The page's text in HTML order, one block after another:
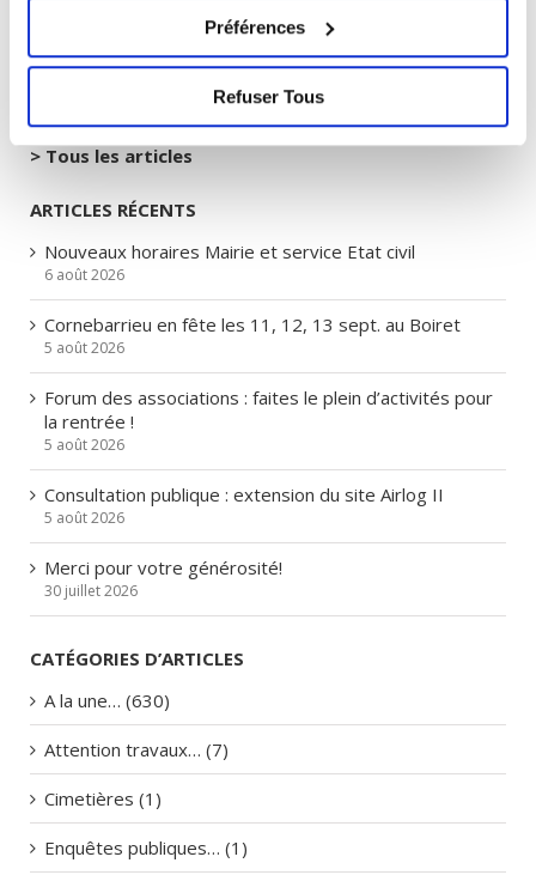
Préférences
Refuser Tous
DEMANDES URBANISMES
> Tous les articles
ARTICLES RÉCENTS
Nouveaux horaires Mairie et service Etat civil
6 août 2026
Cornebarrieu en fête les 11, 12, 13 sept. au Boiret
5 août 2026
Forum des associations : faites le plein d’activités pour
la rentrée !
5 août 2026
Consultation publique : extension du site Airlog II
5 août 2026
Merci pour votre générosité!
30 juillet 2026
CATÉGORIES D’ARTICLES
A la une… (630)
Attention travaux… (7)
Cimetières (1)
Enquêtes publiques… (1)